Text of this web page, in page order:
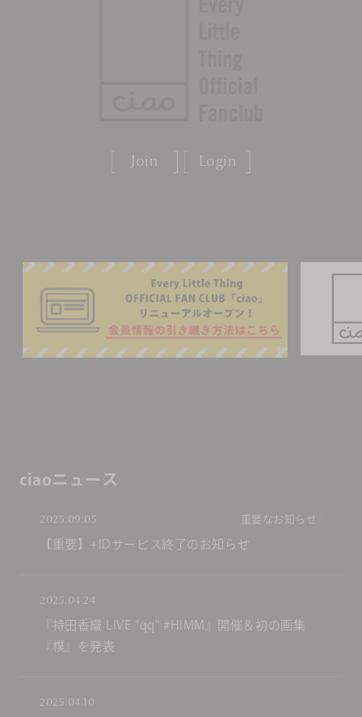
Join Login
ciaoニュース
2025.09.05 重要なお知らせ
【重要】+IDサービス終了のお知らせ
2025.04.24
『持田香織 LIVE "qq" #HIMM』開催＆初の画集
『樸』を発表
2025.04.10